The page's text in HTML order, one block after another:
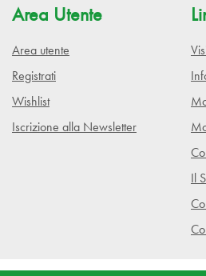
Area Utente
Area utente
Registrati
Wishlist
Iscrizione alla Newsletter
Il